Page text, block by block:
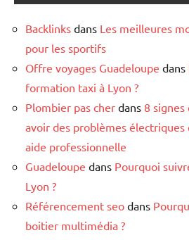
Backlinks dans Les meilleures
pour les sportifs
Offre voyages Guadeloupe dans
formation taxi à Lyon ?
Plombier pas cher dans 8
avoir des problèmes électriques
aide professionnelle
Guadeloupe dans Pourquoi
Lyon ?
Référencement seo dans
boitier multimédia ?